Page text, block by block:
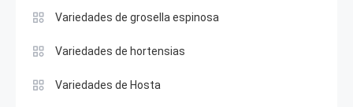
Variedades de grosella espinosa
Variedades de hortensias
Variedades de Hosta